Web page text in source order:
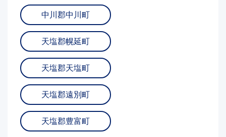
中川郡中川町
天塩郡幌延町
天塩郡天塩町
天塩郡遠別町
天塩郡豊富町